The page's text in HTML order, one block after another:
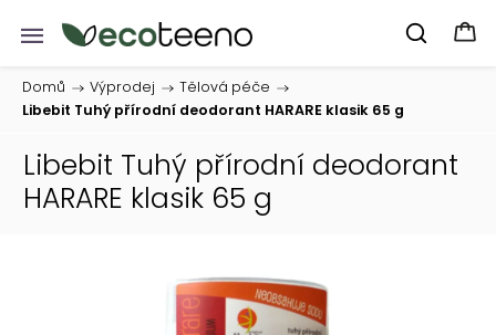
Domů / Výprodej / Tělová péče /
Libebit Tuhý přírodní deodorant HARARE klasik 65 g
Libebit Tuhý přírodní deodorant
HARARE klasik 65 g